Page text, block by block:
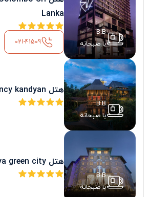
B.B
با صبحانه
Lanka
021-41509
B.B
با صبحانه
هتل earls regency kandyan
B.B
با صبحانه
هتل araliya green city